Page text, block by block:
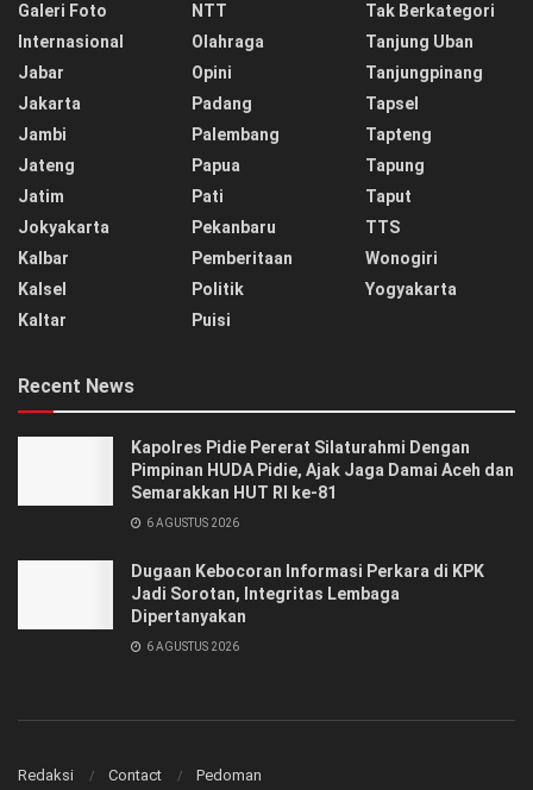
Galeri Foto
Internasional
Jabar
Jakarta
Jambi
Jateng
Jatim
Jokyakarta
Kalbar
Kalsel
Kaltar
NTT
Olahraga
Opini
Padang
Palembang
Papua
Pati
Pekanbaru
Pemberitaan
Politik
Puisi
Tak Berkategori
Tanjung Uban
Tanjungpinang
Tapsel
Tapteng
Tapung
Taput
TTS
Wonogiri
Yogyakarta
Recent News
‎‎Kapolres Pidie Pererat Silaturahmi Dengan
Pimpinan HUDA Pidie, Ajak Jaga Damai Aceh dan
Semarakkan HUT RI ke-81
6 AGUSTUS 2026
Dugaan Kebocoran Informasi Perkara di KPK
Jadi Sorotan, Integritas Lembaga
Dipertanyakan
6 AGUSTUS 2026
Redaksi Contact Pedoman